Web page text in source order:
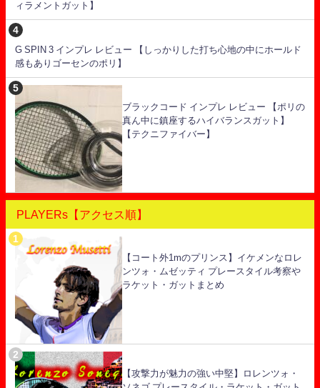
ィラメントガット】
G SPIN 3 インプレ レビュー 【しっかりした打ち心地の中にホールド
感もありゴーセンのポリ】
ブラックコード インプレ レビュー 【ポリの
真ん中に鎮座するハイバランスガット】
【テクニファイバー】
PLAYERs【アクセス順】
【コート外1mのプリンス】イケメンなロレ
ンツォ・ムゼッティ プレースタイル考察や
ラケット・ガットまとめ
【攻撃力が魅力の強い中堅】ロレンツォ・